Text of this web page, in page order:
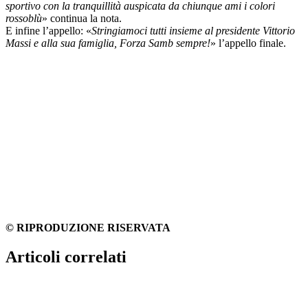
sportivo con la tranquillità auspicata da chiunque ami i colori
rossoblù» continua la nota.
E infine l’appello: «Stringiamoci tutti insieme al presidente Vittorio
Massi e alla sua famiglia, Forza Samb sempre!» l’appello finale.
© RIPRODUZIONE RISERVATA
Articoli correlati